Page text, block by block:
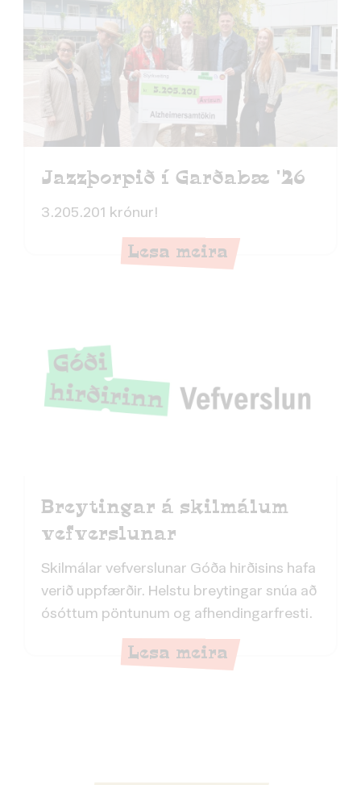
Jazzþorpið í Garðabæ '26
3.205.201 krónur!
Lesa meira
Breytingar á skilmálum
vefverslunar
Skilmálar vefverslunar Góða hirðisins hafa
verið uppfærðir. Helstu breytingar snúa að
ósóttum pöntunum og afhendingarfresti.
Lesa meira